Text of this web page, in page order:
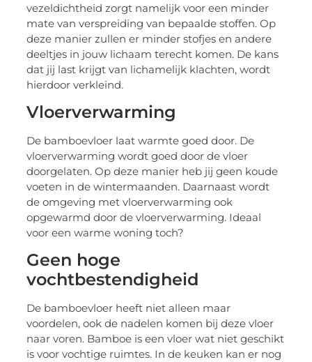
vezeldichtheid zorgt namelijk voor een minder
mate van verspreiding van bepaalde stoffen. Op
deze manier zullen er minder stofjes en andere
deeltjes in jouw lichaam terecht komen. De kans
dat jij last krijgt van lichamelijk klachten, wordt
hierdoor verkleind.
Vloerverwarming
De bamboevloer laat warmte goed door. De
vloerverwarming wordt goed door de vloer
doorgelaten. Op deze manier heb jij geen koude
voeten in de wintermaanden. Daarnaast wordt
de omgeving met vloerverwarming ook
opgewarmd door de vloerverwarming. Ideaal
voor een warme woning toch?
Geen hoge
vochtbestendigheid
De bamboevloer heeft niet alleen maar
voordelen, ook de nadelen komen bij deze vloer
naar voren. Bamboe is een vloer wat niet geschikt
is voor vochtige ruimtes. In de keuken kan er nog